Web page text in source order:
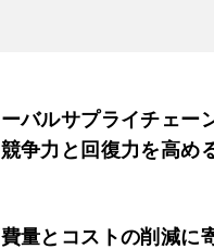
バルサプライチェー
争力と回復力を高め
量とコストの削減に